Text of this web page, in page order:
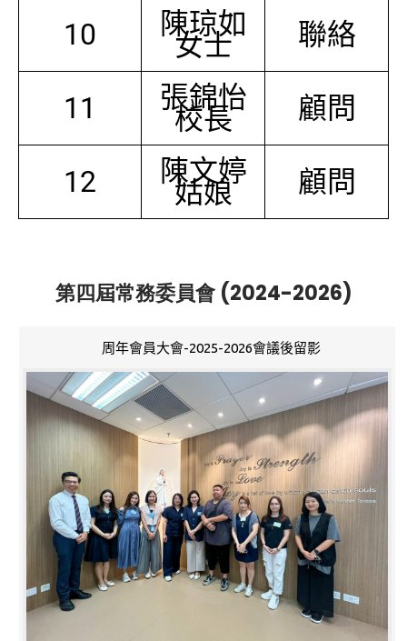
10 陳琼如
女士 聯絡
11 張錦怡
校長 顧問
12 陳文婷
姑娘 顧問
第四屆常務委員會 (2024-2026)
周年會員大會-2025-2026會議後留影